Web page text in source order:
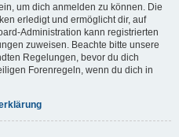
um dich anmelden zu können. Die
erledigt und ermöglicht dir, auf
Administration kann registrierten
zuweisen. Beachte bitte unsere
Regelungen, bevor du dich
Forenregeln, wenn du dich in